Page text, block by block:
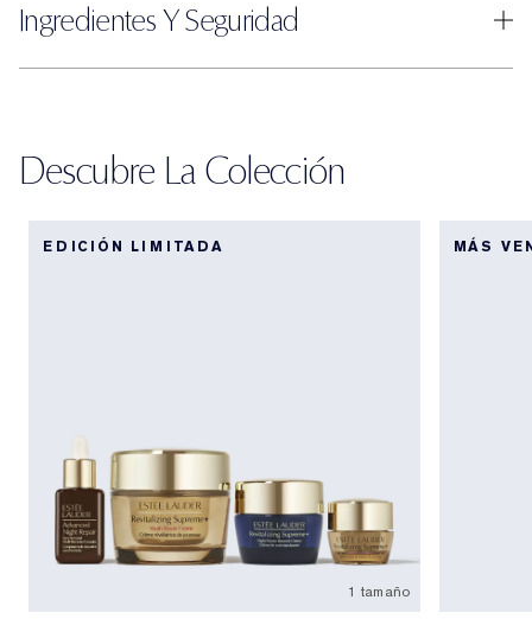
Ingredientes Y Seguridad
Descubre La Colección
EDICIÓN LIMITADA
1 tamaño
MÁS